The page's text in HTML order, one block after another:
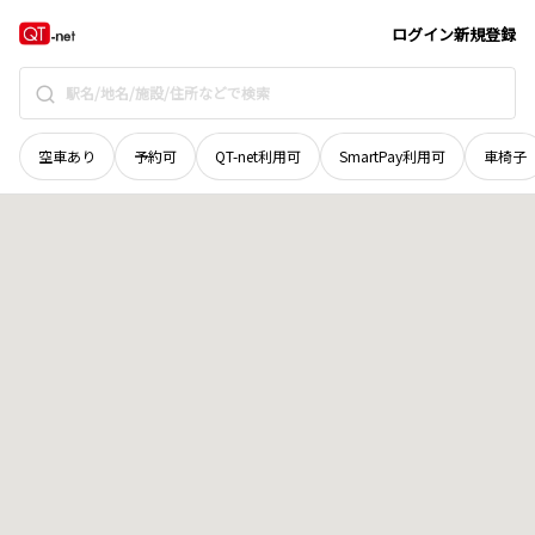
ログイン新規登録
空車あり 予約可 QT-net利用可 SmartPay利用可 車椅子
岩手県